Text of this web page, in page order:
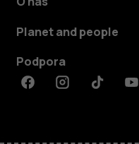
Planet and people
Podpora
FacebookInstagramTiktok